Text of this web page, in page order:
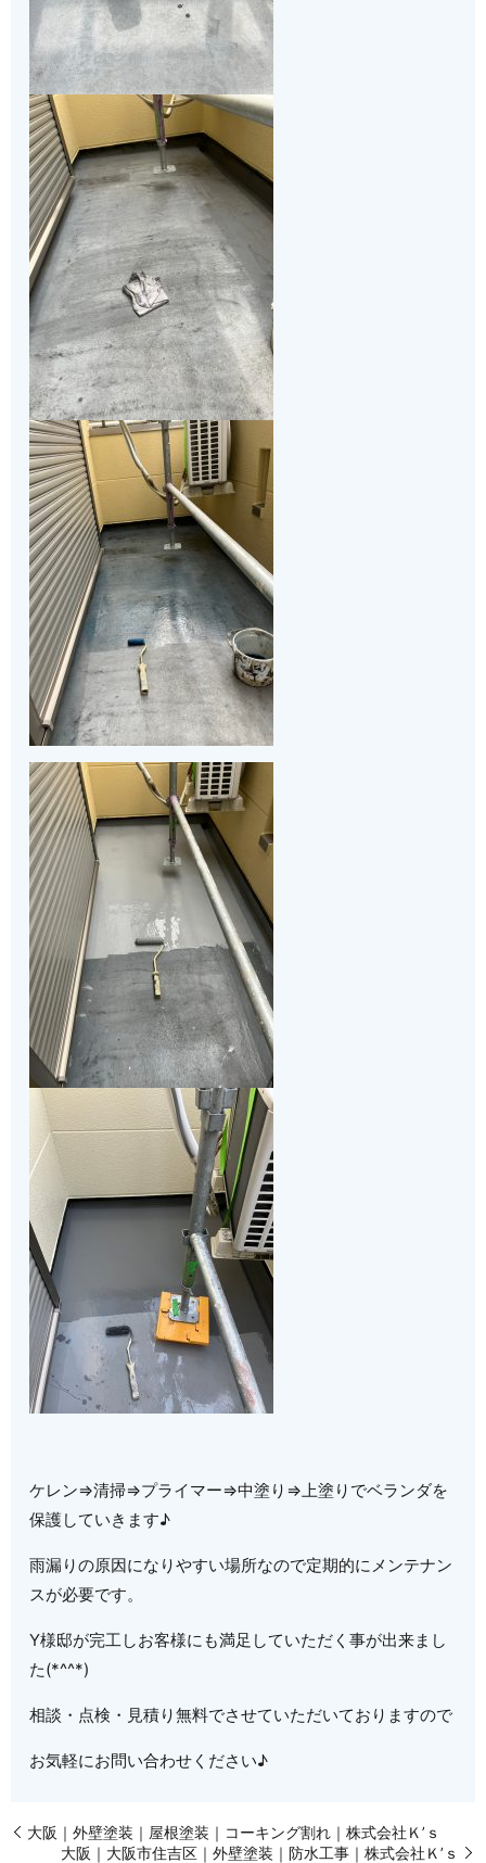
ケレン⇒清掃⇒プライマー⇒中塗り⇒上塗りでベランダを
保護していきます♪
雨漏りの原因になりやすい場所なので定期的にメンテナン
スが必要です。
Y様邸が完工しお客様にも満足していただく事が出来まし
た(*^^*)
相談・点検・見積り無料でさせていただいておりますので
お気軽にお問い合わせください♪
大阪｜外壁塗装｜屋根塗装｜コーキング割れ｜株式会社Ｋ’ｓ
大阪｜大阪市住吉区｜外壁塗装｜防水工事｜株式会社Ｋ’ｓ